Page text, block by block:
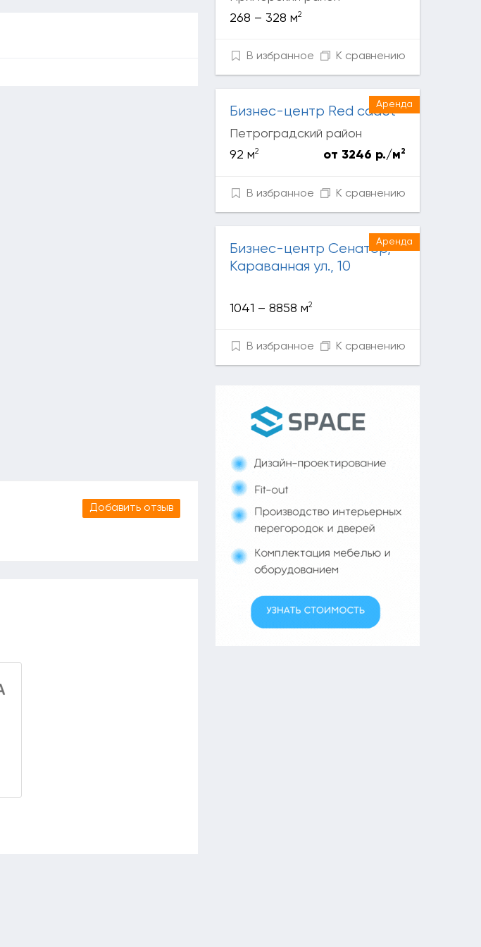
268 – 328 м2
В избранное К сравнению
Аренда
Бизнес-центр Red сadet
Петроградский район
92 м2 от 3246 р./м 2
В избранное К сравнению
Аренда
Бизнес-центр Сенатор,
Караванная ул., 10
1041 – 8858 м2
В избранное К сравнению
Добавить отзыв